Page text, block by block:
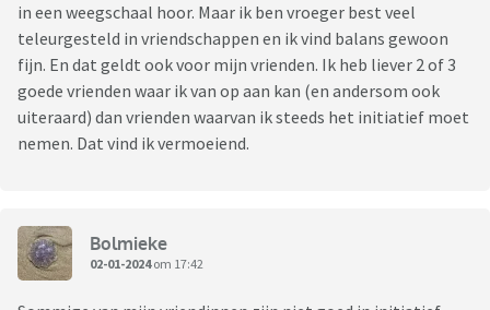
in een weegschaal hoor. Maar ik ben vroeger best veel
teleurgesteld in vriendschappen en ik vind balans gewoon
fijn. En dat geldt ook voor mijn vrienden. Ik heb liever 2 of 3
goede vrienden waar ik van op aan kan (en andersom ook
uiteraard) dan vrienden waarvan ik steeds het initiatief moet
nemen. Dat vind ik vermoeiend.
Bolmieke
02-01-2024om 17:42